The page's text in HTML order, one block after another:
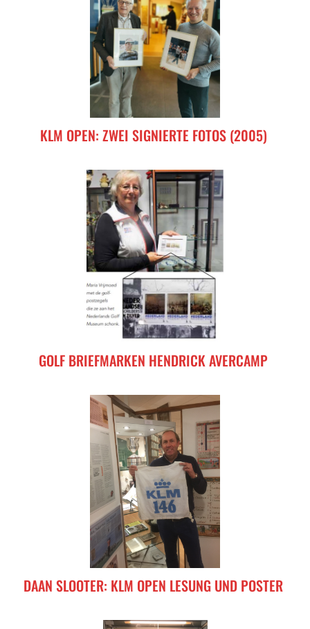
KLM OPEN: ZWEI SIGNIERTE FOTOS (2005)
GOLF BRIEFMARKEN HENDRICK AVERCAMP
DAAN SLOOTER: KLM OPEN LESUNG UND POSTER